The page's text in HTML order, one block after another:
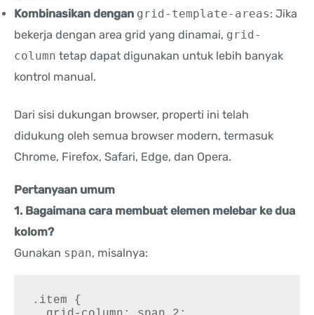
Kombinasikan dengan grid-template-areas: Jika
bekerja dengan area grid yang dinamai, grid-
column tetap dapat digunakan untuk lebih banyak
kontrol manual.
Dari sisi dukungan browser, properti ini telah
didukung oleh semua browser modern, termasuk
Chrome, Firefox, Safari, Edge, dan Opera.
Pertanyaan umum
1. Bagaimana cara membuat elemen melebar ke dua
kolom?
Gunakan span, misalnya:
.item {